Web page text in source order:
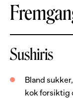
200 g
1.5 ss
Sushiris
Bland
kok forsiktig